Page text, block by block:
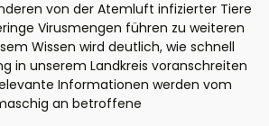
von der Atemluft infizierter Tiere
Virusmengen führen zu weiteren
Wissen wird deutlich, wie schnell
in unserem Landkreis voranschreiten
Informationen werden vom
an betroffene